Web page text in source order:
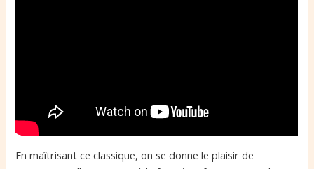
En maîtrisant ce classique, on se donne le plaisir de